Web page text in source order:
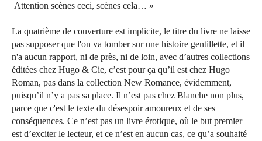
Attention scènes ceci, scènes cela… »
La quatrième de couverture est implicite, le titre du livre ne laisse
pas supposer que l'on va tomber sur une histoire gentillette, et il
n'a aucun rapport, ni de près, ni de loin, avec d’autres collections
éditées chez Hugo & Cie, c’est pour ça qu’il est chez Hugo
Roman, pas dans la collection New Romance, évidemment,
puisqu’il n’y a pas sa place. Il n’est pas chez Blanche non plus,
parce que c'est le texte du désespoir amoureux et de ses
conséquences. Ce n’est pas un livre érotique, où le but premier
est d’exciter le lecteur, et ce n’est en aucun cas, ce qu’a souhaité